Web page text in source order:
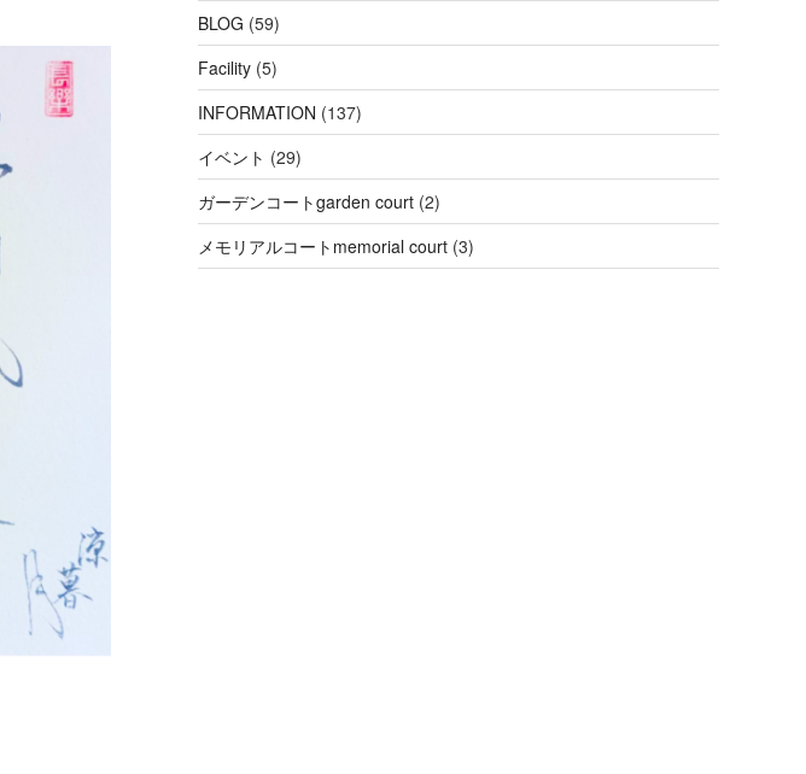
BLOG (59)
Facility (5)
INFORMATION (137)
イベント (29)
ガーデンコートgarden court (2)
メモリアルコートmemorial court (3)